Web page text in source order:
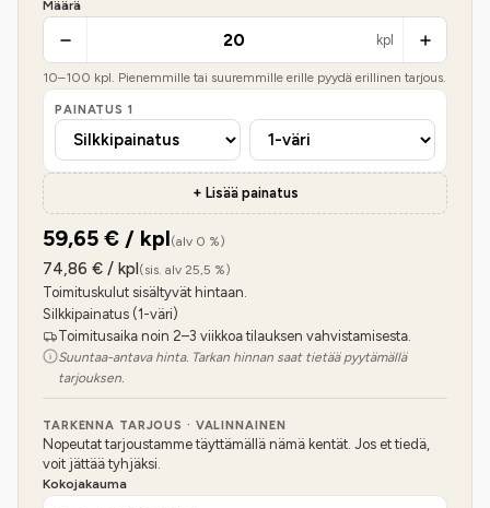
Määrä
kpl
10–100 kpl. Pienemmille tai suuremmille erille pyydä erillinen tarjous.
PAINATUS 1
+ Lisää painatus
59,65 € / kpl(alv 0 %)
74,86 € / kpl(sis. alv 25,5 %)
Toimituskulut sisältyvät hintaan.
Silkkipainatus (1-väri)
Toimitusaika noin 2–3 viikkoa tilauksen vahvistamisesta.
Suuntaa-antava hinta. Tarkan hinnan saat tietää pyytämällä
tarjouksen.
TARKENNA TARJOUS · VALINNAINEN
Nopeutat tarjoustamme täyttämällä nämä kentät. Jos et tiedä,
voit jättää tyhjäksi.
Kokojakauma